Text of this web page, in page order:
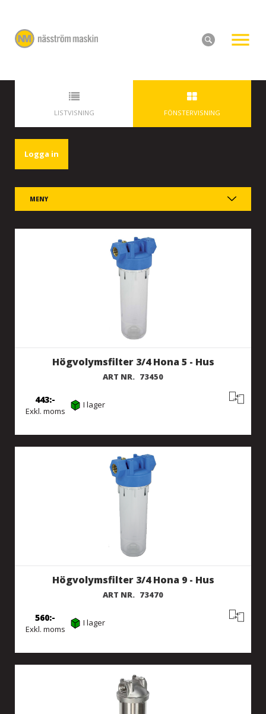
LISTVISNING FÖNSTERVISNING
Logga in
MENY
Högvolymsfilter 3/4 Hona 5 - Hus
ART NR. 73450
Exkl. moms
443 I lager
Högvolymsfilter 3/4 Hona 9 - Hus
ART NR. 73470
Exkl. moms
560 I lager